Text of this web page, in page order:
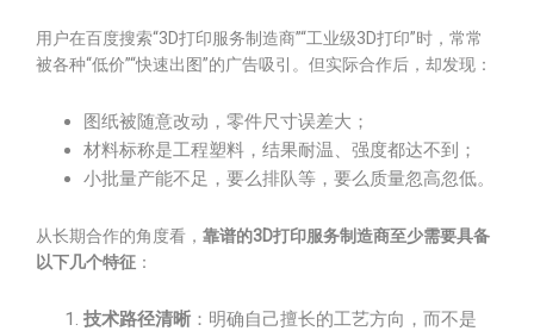
用户在百度搜索“3D打印服务制造商”“工业级3D打印”时，常常
被各种“低价”“快速出图”的广告吸引。但实际合作后，却发现：
图纸被随意改动，零件尺寸误差大；
材料标称是工程塑料，结果耐温、强度都达不到；
小批量产能不足，要么排队等，要么质量忽高忽低。
从长期合作的角度看， 靠谱的3D打印服务制造商至少需要具备
以下几个特征 ：
技术路径清晰 ：明确自己擅长的工艺方向，而不是